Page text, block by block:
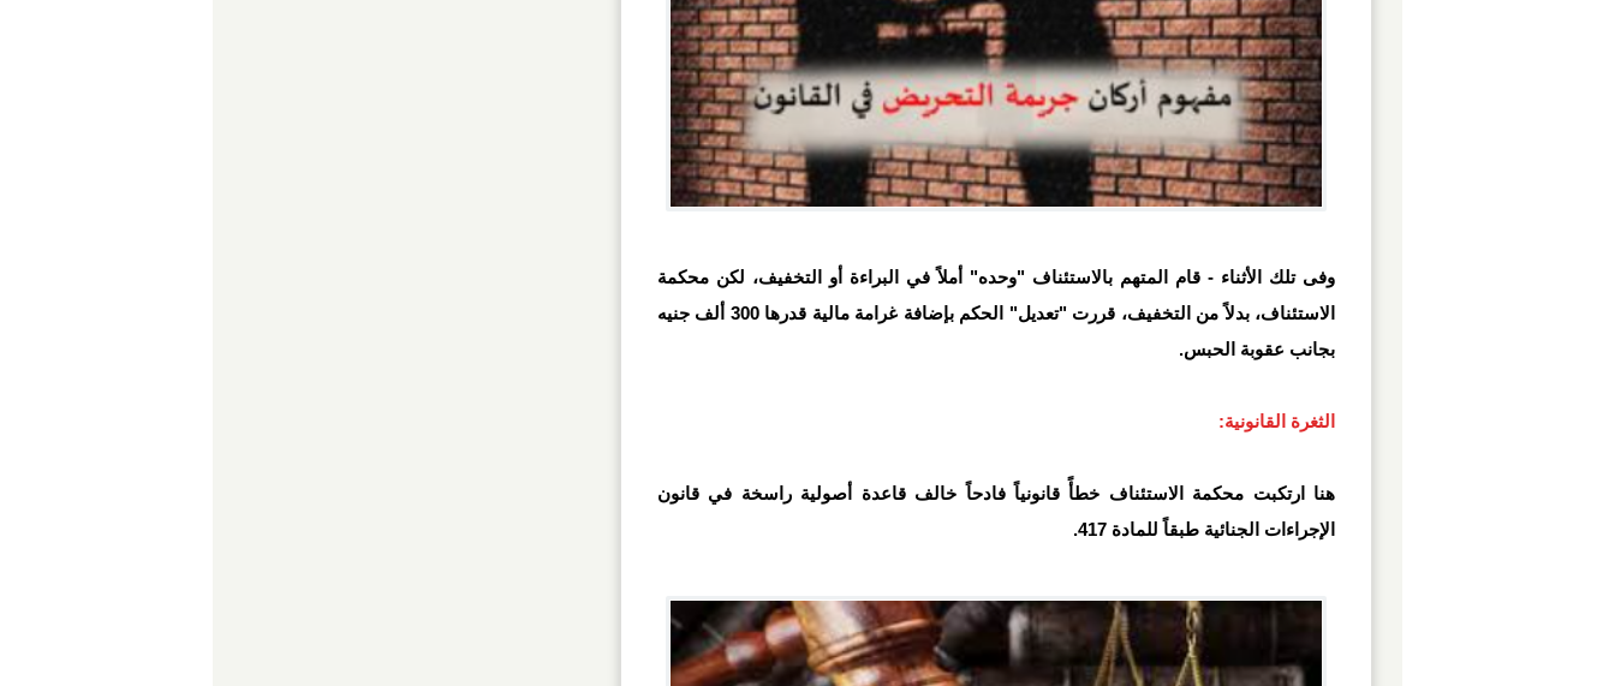
وفى تلك الأثناء - قام المتهم بالاستئناف "وحده" أملاً في البراءة أو التخفيف، لكن محكمة
الاستئناف، بدلاً من التخفيف، قررت "تعديل" الحكم بإضافة غرامة مالية قدرها 300 ألف جنيه
بجانب عقوبة الحبس.
الثغرة القانونية:
هنا ارتكبت محكمة الاستئناف خطأً قانونياً فادحاً خالف قاعدة أصولية راسخة في قانون
الإجراءات الجنائية طبقاً للمادة 417.